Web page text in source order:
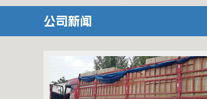
公司新闻